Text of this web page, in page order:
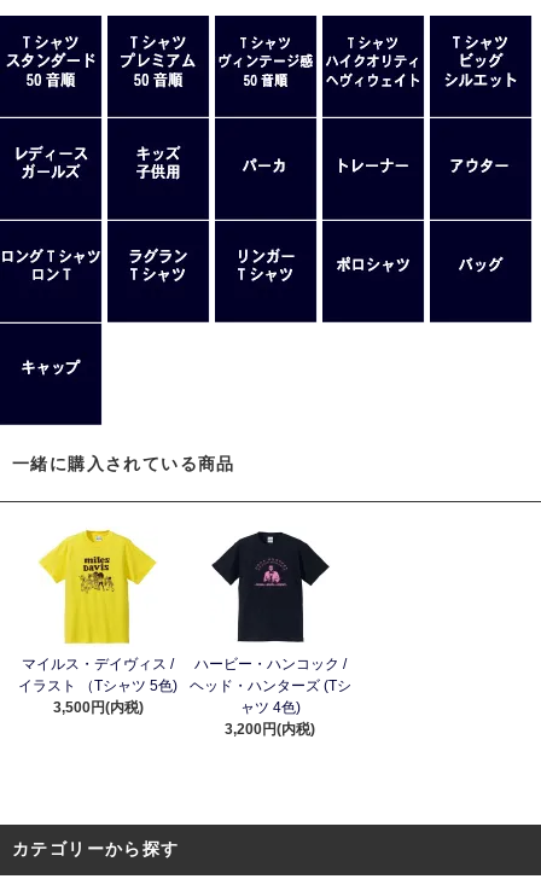
一緒に購入されている商品
マイルス・デイヴィス /
イラスト （Tシャツ 5色)
3,500円(内税)
ハービー・ハンコック /
ヘッド・ハンターズ (Tシ
ャツ 4色)
3,200円(内税)
カテゴリーから探す